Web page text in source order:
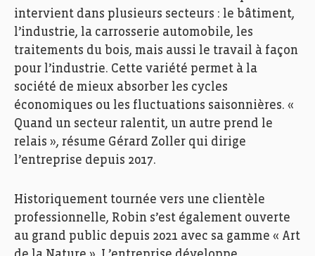
intervient dans plusieurs secteurs : le bâtiment,
l’industrie, la carrosserie automobile, les
traitements du bois, mais aussi le travail à façon
pour l’industrie. Cette variété permet à la
société de mieux absorber les cycles
économiques ou les fluctuations saisonnières. «
Quand un secteur ralentit, un autre prend le
relais », résume Gérard Zoller qui dirige
l’entreprise depuis 2017.
Historiquement tournée vers une clientèle
professionnelle, Robin s’est également ouverte
au grand public depuis 2021 avec sa gamme « Art